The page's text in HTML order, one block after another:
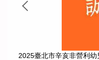
2025臺北市辛亥非營利幼